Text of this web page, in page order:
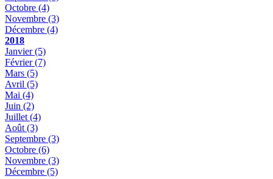
Octobre (4)
Novembre (3)
Décembre (4)
2018
Janvier(5)
Février(7)
Mars (5)
Avril (5)
Mai (4)
Juin (2)
Juillet (4)
Août (3)
Septembre (3)
Octobre (6)
Novembre (3)
Décembre (5)